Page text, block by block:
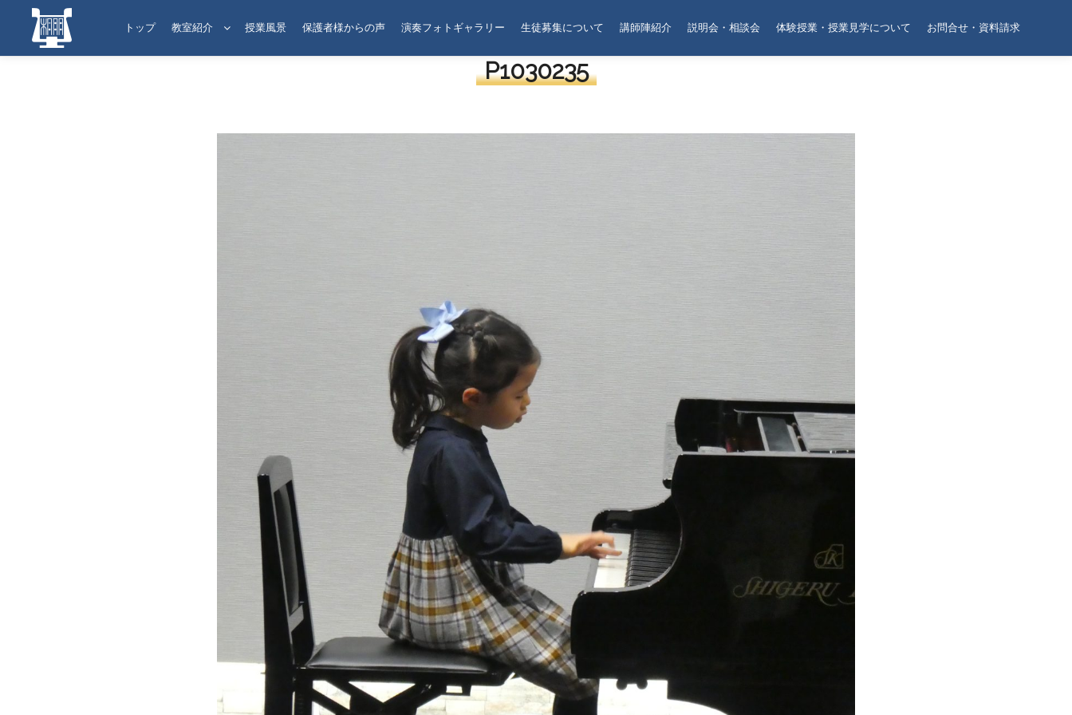
トップ 教室紹介 授業風景 保護者様からの声 演奏フォトギャラリー 生徒募集について 講師陣紹介 説明会・相談会 体験授業・授業見学について お問合せ・資料請求
P1030235